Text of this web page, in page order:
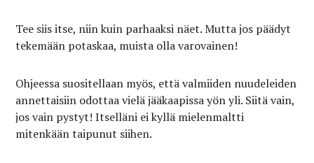
Tee siis itse, niin kuin parhaaksi näet. Mutta jos päädyt
tekemään potaskaa, muista olla varovainen!
Ohjeessa suositellaan myös, että valmiiden nuudeleiden
annettaisiin odottaa vielä jääkaapissa yön yli. Siitä vain,
jos vain pystyt! Itselläni ei kyllä mielenmaltti
mitenkään taipunut siihen.